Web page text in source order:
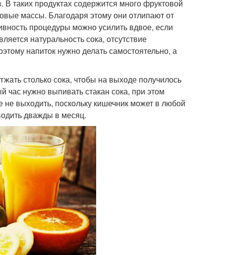
таких продуктах содержится много фруктовой
массы. Благодаря этому они отлипают от
процедуры можно усилить вдвое, если
натуральность сока, отсутствие
напиток нужно делать самостоятельно, а
столько сока, чтобы на выходе получилось
час нужно выпивать стакан сока, при этом
выходить, поскольку кишечник может в любой
дважды в месяц.